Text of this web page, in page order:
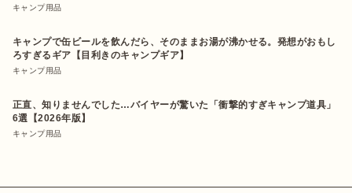
キャンプ用品
キャンプで缶ビールを飲んだら、そのままお湯が沸かせる。発想がおもし
ろすぎるギア【目利きのキャンプギア】
キャンプ用品
正直、知りませんでした…バイヤーが驚いた「衝撃的すぎキャンプ道具」
6選【2026年版】
キャンプ用品